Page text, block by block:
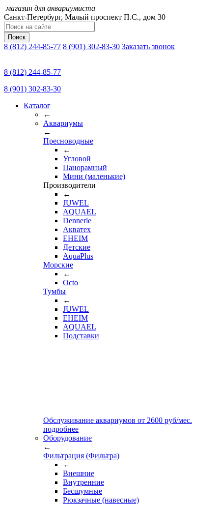
магазин для аквариумиста
Санкт-Петербург, Малый проспект П.C., дом 30
Поиск
8 (812) 244-85-77 8 (901) 302-83-30 Заказать звонок
8 (812) 244-85-77
8 (901) 302-83-30
Каталог
←
Аквариумы
←
Пресноводные
←
Угловой
Панорамный
Мини (маленькие)
Производители
←
JUWEL
AQUAEL
Dennerle
Акватех
EHEIM
Детские
AquaPlus
Морские
←
Octo
Тумбы
←
JUWEL
EHEIM
AQUAEL
Подставки
Обслуживание аквариумов от 2600 руб/мес.
подробнее
Оборудование
←
Фильтрация (Фильтра)
←
Внешние
Внутренние
Бесшумные
Рюкзачные (навесные)